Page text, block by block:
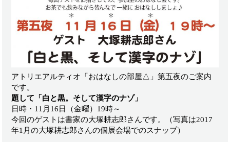
アトリエアルティオ「おはなしの部屋△」第五夜のご案内
です。
題して「白と黒。そして漢字のナゾ」
日時・11月16日（金曜）19時～
今回のゲストは書家の大塚耕志郎さんです。（写真は2017
年1月の大塚耕志郎さんの個展会場でのスナップ）